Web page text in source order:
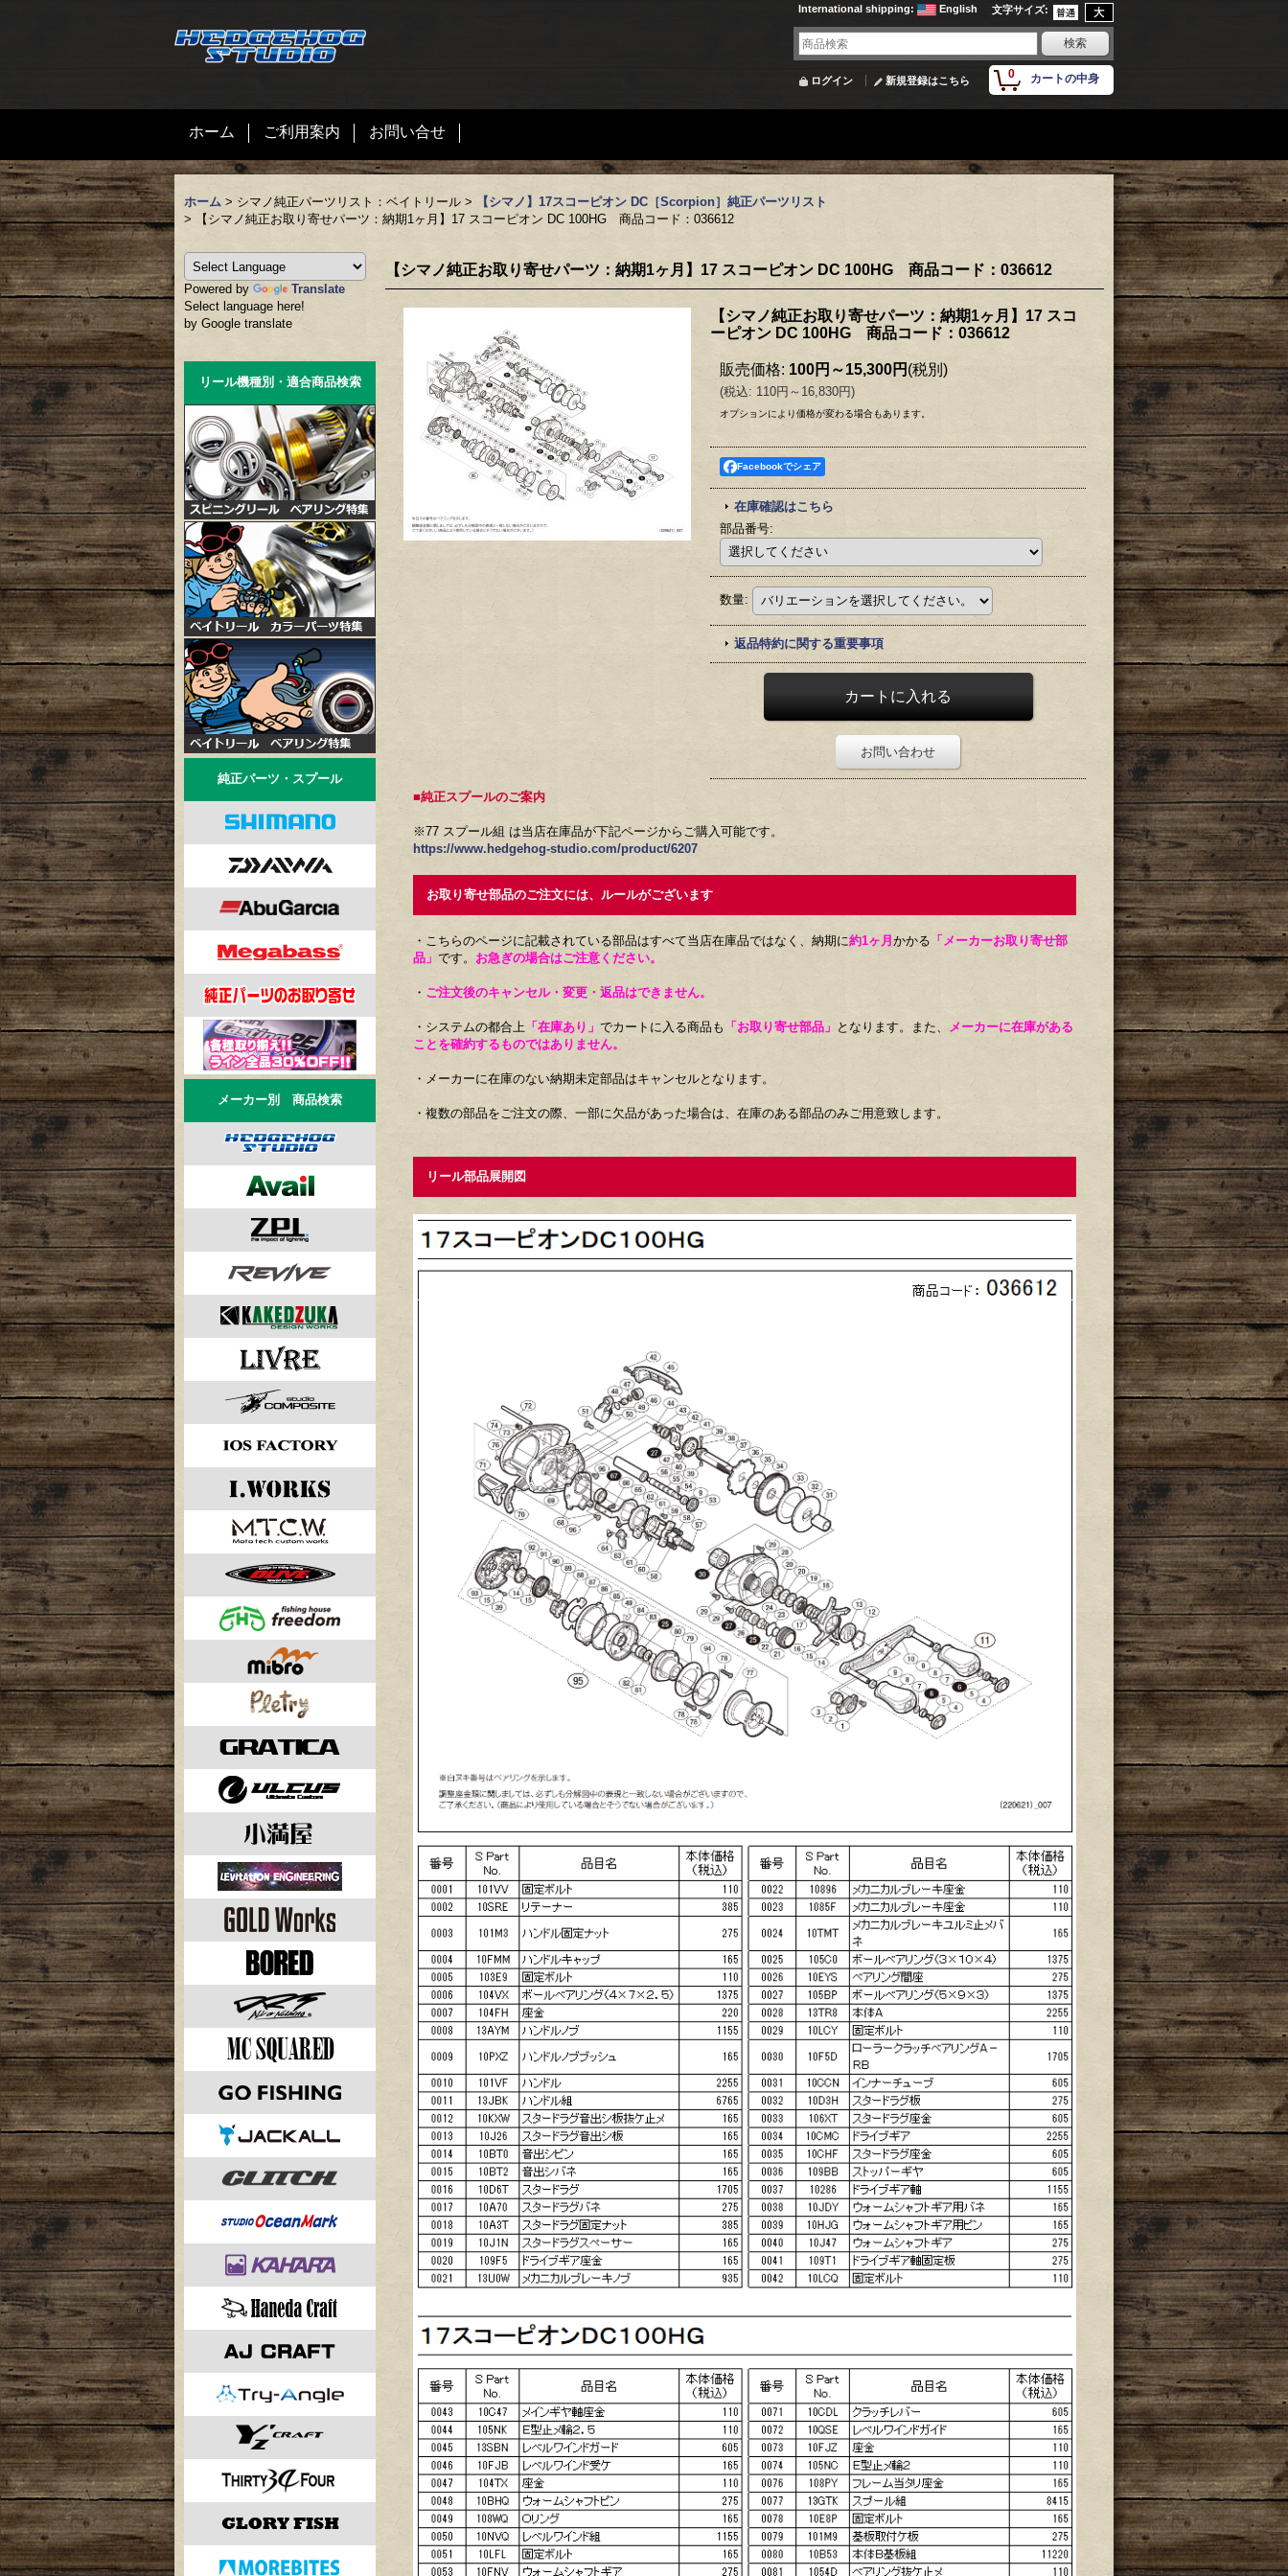
文字サイズ:
International shipping: English
0 カートの中身
ログイン 新規登録はこちら
ホーム ご利用案内 お問い合せ
ホーム > シマノ純正パーツリスト：ベイトリール >
【シマノ】17スコーピオン DC［Scorpion］純正パーツリスト
>
【シマノ純正お取り寄せパーツ：納期1ヶ月】17 スコーピオン DC 100HG 商品コード：036612
Powered by
Translate
Select language here!
by Google translate
リール機種別・適合商品検索
純正パーツ・スプール
メーカー別 商品検索
【シマノ純正お取り寄せパーツ：納期1ヶ月】17 スコーピオン DC 100HG 商品コード：036612
【シマノ純正お取り寄せパーツ：納期1ヶ月】17 スコ
ーピオン DC 100HG 商品コード：036612
販売価格: 100円～15,300円 (税別)
(税込: 110円～16,830円)
オプションにより価格が変わる場合もあります。
Facebookでシェア
在庫確認はこちら
部品番号:
数量:
返品特約に関する重要事項
お問い合わせ
■純正スプールのご案内
※77 スプール組 は当店在庫品が下記ページからご購入可能です。
https://www.hedgehog-studio.com/product/6207
お取り寄せ部品のご注文には、ルールがございます
・こちらのページに記載されている部品はすべて当店在庫品ではなく、納期に約1ヶ月 かかる 「メーカーお取り寄せ部
品」 です。 お急ぎの場合はご注意ください。
・ ご注文後のキャンセル・変更・返品はできません。
・システムの都合上 「在庫あり」 でカートに入る商品も 「お取り寄せ部品」 となります。また、 メーカーに在庫がある
ことを確約するものではありません。
・メーカーに在庫のない納期未定部品はキャンセルとなります。
・複数の部品をご注文の際、一部に欠品があった場合は、在庫のある部品のみご用意致します。
リール部品展開図